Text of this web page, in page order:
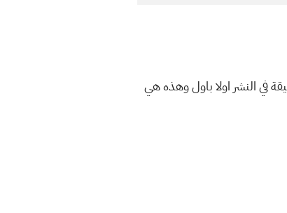
في النشر اولا باول وهذه هي